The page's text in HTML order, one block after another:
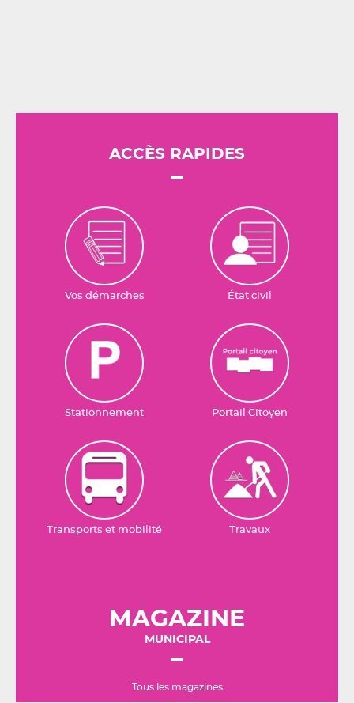
ACCÈS RAPIDES
Vos démarches État civil
Stationnement Portail Citoyen
Transports et mobilité Travaux
MAGAZINE
MUNICIPAL
Tous les magazines